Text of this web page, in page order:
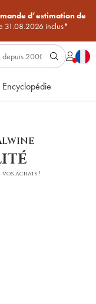
d’estimation de
31.08.2026 inclus*
Encyclopédie
vos achats !